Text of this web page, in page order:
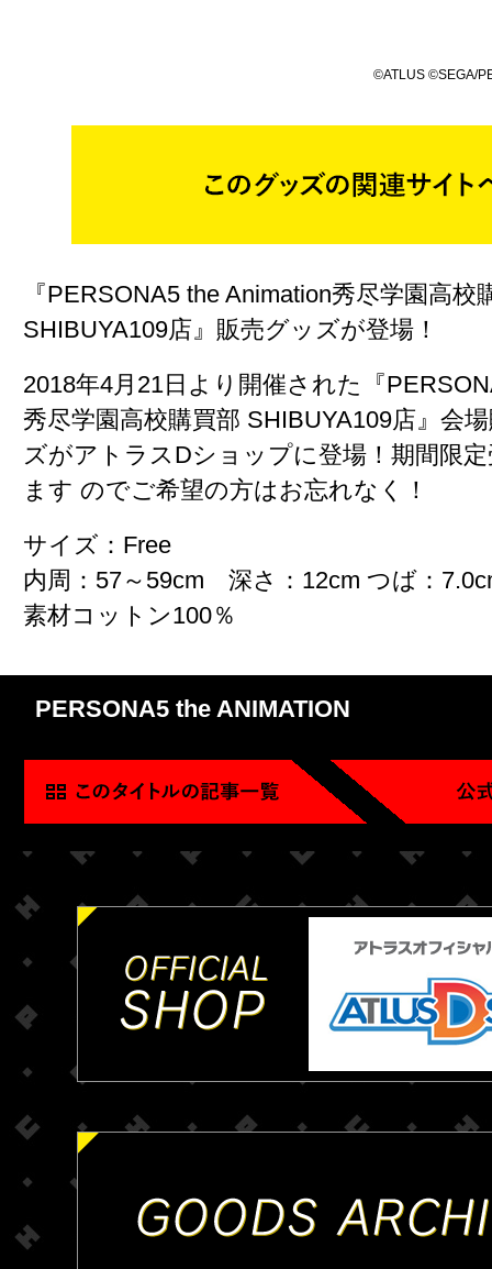
©ATLUS ©SEGA/
『PERSONA5 the Animation秀尽学園高校
SHIBUYA109店』販売グッズが登場！
2018年4月21日より開催された『
秀尽学園高校購買部 SHIBUYA109店』会
ズがアトラスDショップに登場！期間限
ます のでご希望の方はお忘れなく！
サイズ：Free
内周：57～59cm 深さ：12cm つば：
素材コットン100％
PERSONA5 the ANIMATION